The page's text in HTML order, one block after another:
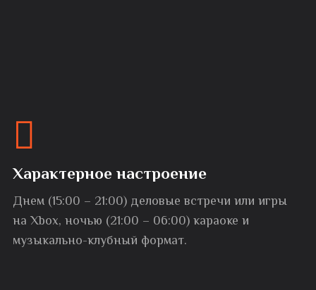
Характерное настроение
Днем (15:00 – 21:00) деловые встречи или игры
на Xbox, ночью (21:00 – 06:00) караоке и
музыкально-клубный формат.